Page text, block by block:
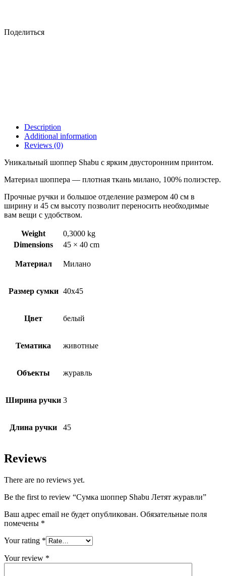
Поделиться
Description
Additional information
Reviews (0)
Уникальный шоппер Shabu с ярким двусторонним принтом.
Материал шоппера — плотная ткань милано, 100% полиэстер.
Прочные ручки и большое отделение размером 40 см в
ширину и 45 см высоту позволит переносить необходимые
вам вещи с удобством.
Weight
0,3000 kg
Dimensions
45 × 40 cm
Материал Милано
Размер сумки 40х45
Цвет белый
Тематика животные
Объекты журавль
Ширина ручки 3
Длина ручки 45
Reviews
There are no reviews yet.
Be the first to review “Сумка шоппер Shabu Летят журавли”
Ваш адрес email не будет опубликован. Обязательные поля
помечены *
Your rating *
Your review *